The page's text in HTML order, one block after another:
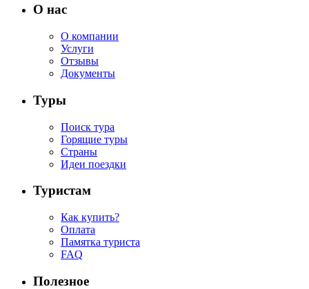
О нас
О компании
Услуги
Отзывы
Документы
Туры
Поиск тура
Горящие туры
Страны
Идеи поездки
Туристам
Как купить?
Оплата
Памятка туриста
FAQ
Полезное